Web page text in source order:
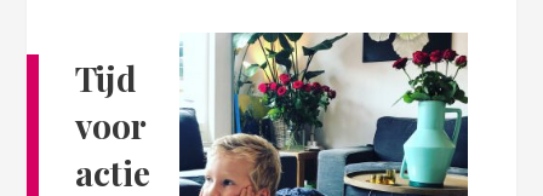
Tijd
voor
actie